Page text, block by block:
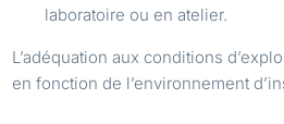
laboratoire ou en atelier.
L’adéquation aux conditions
en fonction de l’environnement